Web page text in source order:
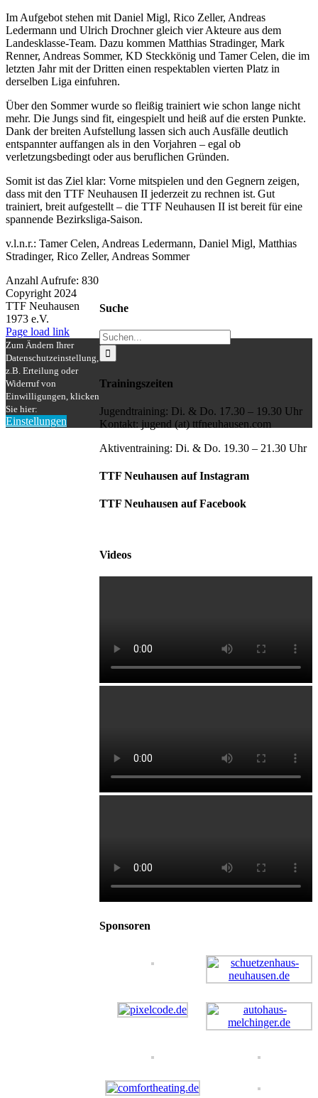
Im Aufgebot stehen mit Daniel Migl, Rico Zeller, Andreas
Ledermann und Ulrich Drochner gleich vier Akteure aus dem
Landesklasse-Team. Dazu kommen Matthias Stradinger, Mark
Renner, Andreas Sommer, KD Steckkönig und Tamer Celen, die im
letzten Jahr mit der Dritten einen respektablen vierten Platz in
derselben Liga einfuhren.
Über den Sommer wurde so fleißig trainiert wie schon lange nicht
mehr. Die Jungs sind fit, eingespielt und heiß auf die ersten Punkte.
Dank der breiten Aufstellung lassen sich auch Ausfälle deutlich
entspannter auffangen als in den Vorjahren – egal ob
verletzungsbedingt oder aus beruflichen Gründen.
Somit ist das Ziel klar: Vorne mitspielen und den Gegnern zeigen,
dass mit den TTF Neuhausen II jederzeit zu rechnen ist. Gut
trainiert, breit aufgestellt – die TTF Neuhausen II ist bereit für eine
spannende Bezirksliga-Saison.
v.l.n.r.: Tamer Celen, Andreas Ledermann, Daniel Migl, Matthias
Stradinger, Rico Zeller, Andreas Sommer
Anzahl Aufrufe: 830
Suche
Suche
nach:
Trainingszeiten
Jugendtraining: Di. & Do. 17.30 – 19.30 Uhr
Kontakt: jugend (at) ttfneuhausen.com
Aktiventraining: Di. & Do. 19.30 – 21.30 Uhr
TTF Neuhausen auf Instagram
TTF Neuhausen auf Facebook
Videos
Sponsoren
Copyright 2024
TTF Neuhausen
1973 e.V.
Facebook
Instagram
Page load link
Zum Ändern Ihrer
Datenschutzeinstellung,
z.B. Erteilung oder
Widerruf von
Einwilligungen, klicken
Sie hier:
Einstellungen